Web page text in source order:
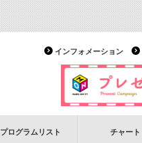
インフォメーション
プログラムリスト チャート